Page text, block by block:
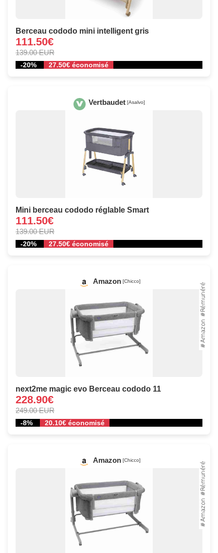
Berceau cododo mini intelligent gris
111.50€
139.00 EUR
-20% 27.50€ économisé
Vertbaudet [Asalvo]
Mini berceau cododo réglable Smart
111.50€
139.00 EUR
-20% 27.50€ économisé
Amazon [Chicco]
next2me magic evo Berceau cododo 11
228.90€
249.00 EUR
-8% 20.10€ économisé
Amazon [Chicco]